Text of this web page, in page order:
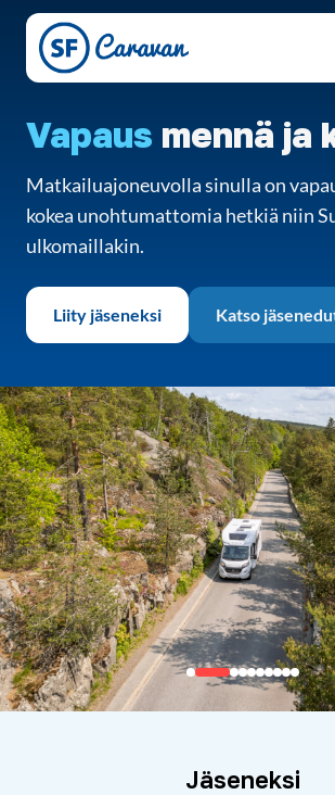
Siirry sivun sisältöön
Vapaus mennä ja
Matkailuajoneuvolla sinulla on
kokea unohtumattomia hetkiä niin
ulkomaillakin.
Liity jäseneksi Katso
Jäseneksi